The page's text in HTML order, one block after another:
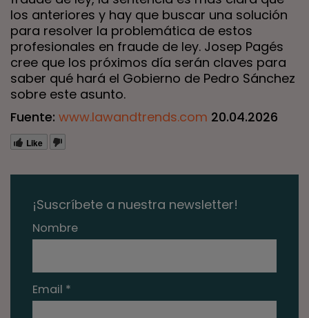
los anteriores y hay que buscar una solución
para resolver la problemática de estos
profesionales en fraude de ley. Josep Pagés
cree que los próximos día serán claves para
saber qué hará el Gobierno de Pedro Sánchez
sobre este asunto.
Fuente: www.lawandtrends.com 20.04.2026
Like
¡Suscríbete a nuestra newsletter!
Nombre
Email *